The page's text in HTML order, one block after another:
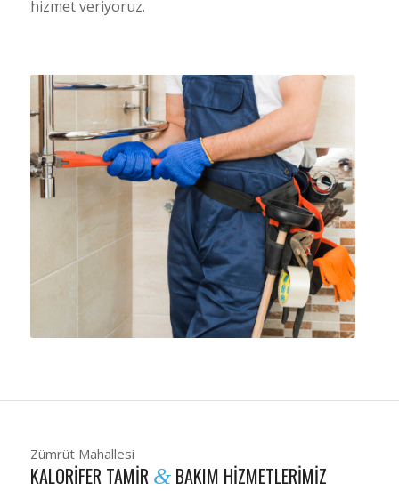
hizmet veriyoruz.
Zümrüt Mahallesi
KALORIFER TAMIR &BAKIM HIZMETLERIMIZ